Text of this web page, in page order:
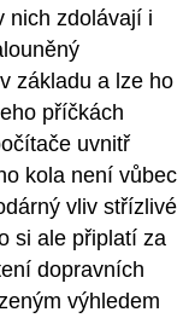
nich zdolávají i
základu a lze ho
příčkách
uvnitř
kola není vůbec
vliv střízlivé
si ale připlatí za
dopravních
výhledem